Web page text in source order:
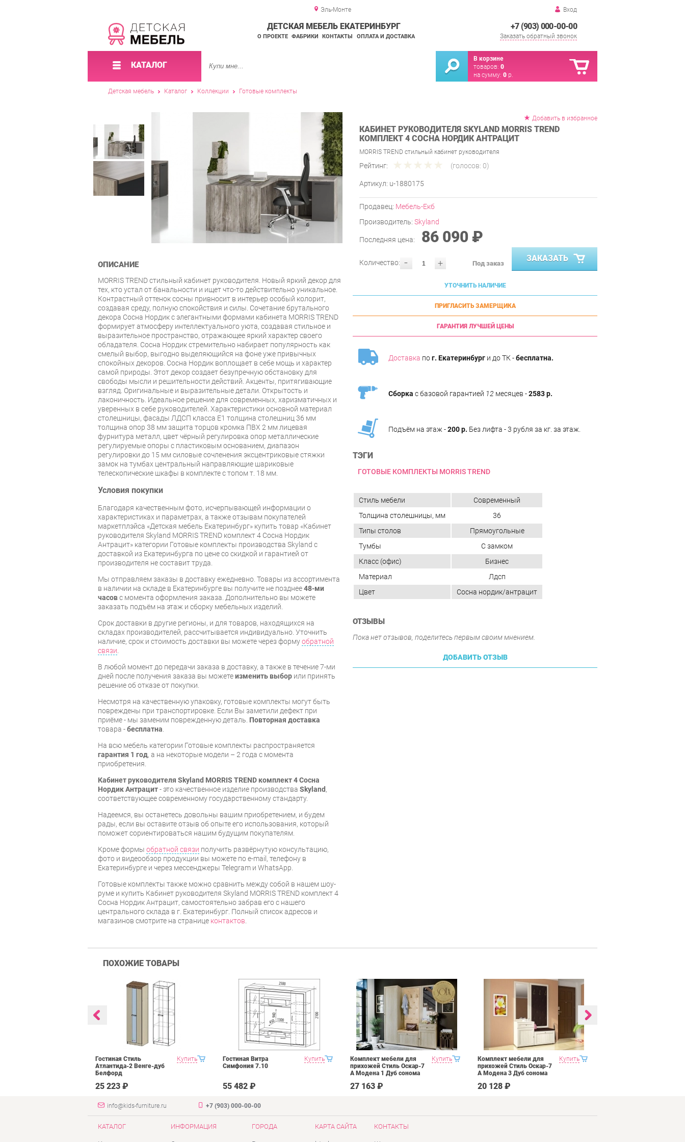
Эль-Монте Вход
+7 (903) 000-00-00
Заказать обратный звонок
ДЕТСКАЯ МЕБЕЛЬ ЕКАТЕРИНБУРГ
О ПРОЕКТЕ ФАБРИКИ КОНТАКТЫ ОПЛАТА И ДОСТАВКА
КАТАЛОГ
В корзине
товаров: 0
на сумму: 0 р.
Детская мебель Каталог Коллекции Готовые комплекты
Добавить в избранное
КАБИНЕТ РУКОВОДИТЕЛЯ SKYLAND MORRIS TREND
КОМПЛЕКТ 4 СОСНА НОРДИК АНТРАЦИТ
MORRIS TREND стильный кабинет руководителя
Рейтинг: (голосов: 0)
Артикул: u-1880175
Продавец: Мебель-Екб
Производитель: Skyland
Последняя цена: 86 090 ₽
- +
Количество: Под заказ
ЗАКАЗАТЬ
УТОЧНИТЬ НАЛИЧИЕ
ПРИГЛАСИТЬ ЗАМЕРЩИКА
ГАРАНТИЯ ЛУЧШЕЙ ЦЕНЫ
Доставка пог. Екатеринбург и до ТК -бесплатна.
Сборка с базовой гарантией 12 месяцев -2583 р.
Подъём на этаж -200 р. Без лифта - 3 рубля за кг. за этаж.
ТЭГИ
ГОТОВЫЕ КОМПЛЕКТЫ MORRIS TREND
ОПИСАНИЕ
MORRIS TREND стильный кабинет руководителя. Новый яркий декор для
тех, кто устал от банальности и ищет что-то действительно уникальное.
Контрастный оттенок сосны привносит в интерьер особый колорит,
создавая среду, полную спокойствия и силы. Сочетание брутального
декора Сосна Нордик с элегантными формами кабинета MORRIS TREND
формирует атмосферу интеллектуального уюта, создавая стильное и
выразительное пространство, отражающее яркий характер своего
обладателя. Сосна Нордик стремительно набирает популярность как
смелый выбор, выгодно выделяющийся на фоне уже привычных
спокойных декоров. Сосна Нордик воплощает в себе мощь и характер
самой природы. Этот декор создает безупречную обстановку для
свободы мысли и решительности действий. Акценты, притягивающие
взгляд. Оригинальные и выразительные детали. Открытость и
лаконичность. Идеальное решение для современных, харизматичных и
уверенных в себе руководителей. Характеристики основной материал
столешницы, фасады ЛДСП класса Е1 толщина столешниц 36 мм
толщина опор 38 мм защита торцов кромка ПВХ 2 мм лицевая
фурнитура металл, цвет чёрный регулировка опор металлические
регулируемые опоры с пластиковым основанием, диапазон
регулировки до 15 мм силовые сочленения эксцентриковые стяжки
замок на тумбах центральный направляющие шариковые
телескопические шкафы в комплекте с топом т. 18 мм.
Условия покупки
Благодаря качественным фото, исчерпывающей информации о
характеристиках и параметрах, а также отзывам покупателей
маркетплэйса «Детская мебель Екатеринбург» купить товар «Кабинет
руководителя Skyland MORRIS TREND комплект 4 Сосна Нордик
Антрацит» категории Готовые комплекты производства Skyland с
доставкой из Екатеринбурга по цене со скидкой и гарантией от
производителя не составит труда.
Мы отправляем заказы в доставку ежедневно. Товары из ассортимента
в наличии на складе в Екатеринбурге вы получите не позднее48-ми
часовс момента оформления заказа. Дополнительно вы можете
заказать подъём на этаж и сборку мебельных изделий.
Срок доставки в другие регионы, и для товаров, находящихся на
складах производителей, рассчитывается индивидуально. Уточнить
наличие, срок и стоимость доставки вы можете через формуобратной
связи.
В любой момент до передачи заказа в доставку, а также в течение 7-ми
дней после получения заказа вы можетеизменить выбор или принять
решение об отказе от покупки.
Несмотря на качественную упаковку, готовые комплекты могут быть
повреждены при транспортировке. Если Вы заметили дефект при
приёме - мы заменим поврежденную деталь. Повторная доставка
товара -бесплатна.
На всю мебель категории Готовые комплекты распространяется
гарантия 1 год, а на некоторые модели – 2 года с момента
приобретения.
Кабинет руководителя Skyland MORRIS TREND комплект 4 Сосна
Нордик Антрацит- это качественное изделие производства Skyland,
соответствующее современному государственному стандарту.
Надеемся, вы останетесь довольны вашим приобретением, и будем
рады, если вы оставите отзыв об опыте его использования, который
поможет сориентироваться нашим будущим покупателям.
Кроме формы обратной связи получить развёрнутую консультацию,
фото и видеообзор продукции вы можете по e-mail, телефону в
Екатеринбурге и через мессенджеры Telegram и WhatsApp.
Готовые комплекты также можно сравнить между собой в нашем шоу-
руме и купить Кабинет руководителя Skyland MORRIS TREND комплект 4
Сосна Нордик Антрацит, самостоятельно забрав его с нашего
центрального склада в г. Екатеринбург. Полный список адресов и
магазинов смотрите на странице контактов.
Стиль мебели
Современный
Толщина столешницы, мм
36
Типы столов
Прямоугольные
Тумбы
С замком
Класс (офис)
Бизнес
Материал
Лдсп
Цвет
Сосна нордик/антрацит
ОТЗЫВЫ
Пока нет отзывов, поделитесь первым своим мнением.
ДОБАВИТЬ ОТЗЫВ
ПОХОЖИЕ ТОВАРЫ
Купить
Гостиная Стиль
Атлантида-2 Венге-дуб
Белфорд
25 223 ₽
Купить
Гостиная Витра
Симфония 7.10
55 482 ₽
Купить
Комплект мебели для
прихожей Стиль Оскар-7
А Модена 1 Дуб сонома
27 163 ₽
Купить
Комплект мебели для
прихожей Стиль Оскар-7
А Модена 3 Дуб сонома
20 128 ₽
info@kids-furniture.ru +7 (903) 000-00-00
КАТАЛОГ ИНФОРМАЦИЯ ГОРОДА КАРТА САЙТА КОНТАКТЫ